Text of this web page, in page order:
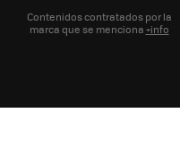
Contenidos contratados por la
marca que se menciona +info